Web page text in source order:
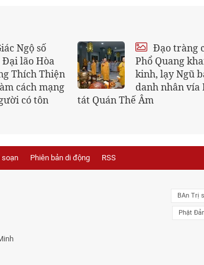
bị
Chết có đáng
soạn Phiên bản di động RSS
BAn Trị
Phật